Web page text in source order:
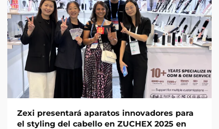
Zexi presentará aparatos innovadores para
el styling del cabello en ZUCHEX 2025 en